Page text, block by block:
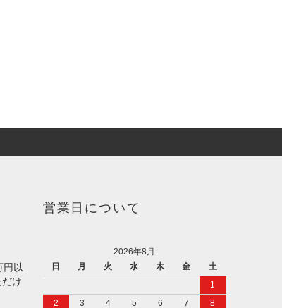
円以
け
営業日について
2026年8月
日
月 火 水 木 金
土
1
2
3 4 5 6 7 8